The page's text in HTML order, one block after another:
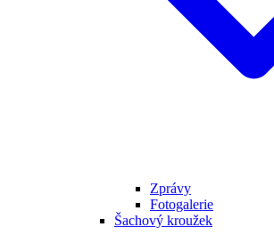
Zprávy
Fotogalerie
Šachový kroužek